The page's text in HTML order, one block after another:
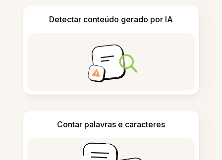
Detectar conteúdo gerado por IA
Contar palavras e caracteres